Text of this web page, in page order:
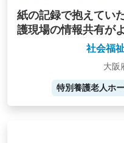
紙の記録で抱えてい
護現場の情報共有が
社会福
大阪
特別養護老人ホ